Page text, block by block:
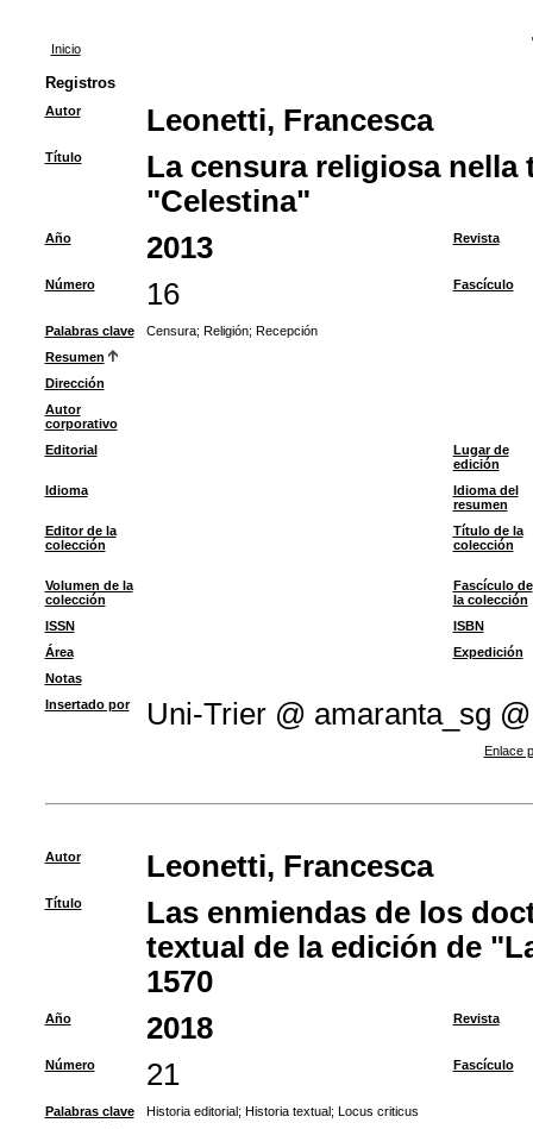
Inicio
Registros
Autor Leonetti, Francesca
Título
La censura religiosa
"Celestina"
Año 2013 Revista
Número 16 Fascículo
Palabras clave Censura; Religión; Recepción
Resumen
Dirección
Autor
corporativo
Editorial
Lugar de
edición
Idioma
Idioma del
resumen
Editor de la
colección
Título de la
colección
Volumen de la
colección
Fascículo de
la colección
ISSN
ISBN
Área
Expedición
Notas
Insertado por
Uni-Trier @ amaranta_sg @
Enlace
Autor Leonetti, Francesca
Título
Las enmiendas de los
textual de la edición de
1570
Año 2018 Revista
Número 21 Fascículo
Palabras clave Historia editorial; Historia textual; Locus criticus